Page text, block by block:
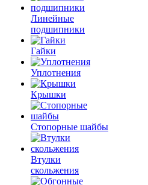
Линейные
подшипники
Гайки
Уплотнения
Крышки
Стопорные шайбы
Втулки
скольжения